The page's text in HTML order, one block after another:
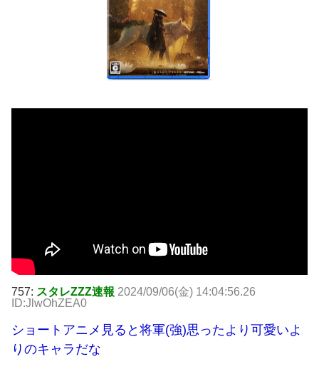
757: スタレZZZ速報 2024/09/06(金) 14:04:56.26
ID:JlwOhZEA0
ショートアニメ見ると将軍(強)思ったより可愛いよ
りのキャラだな